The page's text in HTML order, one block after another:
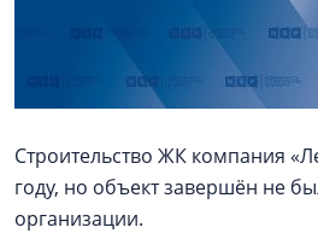
Строительство ЖК компания
году, но объект завершён не
организации.